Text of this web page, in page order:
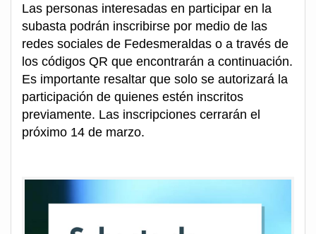
Las personas interesadas en participar en la
subasta podrán inscribirse por medio de las
redes sociales de Fedesmeraldas o a través de
los códigos QR que encontrarán a continuación.
Es importante resaltar que solo se autorizará la
participación de quienes estén inscritos
previamente. Las inscripciones cerrarán el
próximo 14 de marzo.